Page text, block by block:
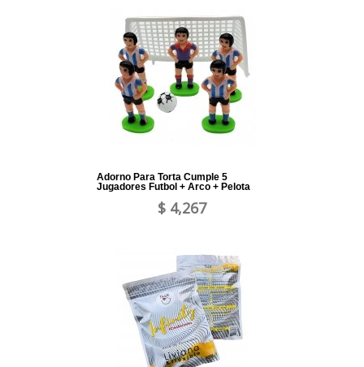
Adorno Para Torta Cumple 5
Jugadores Futbol + Arco + Pelota
$ 4,267